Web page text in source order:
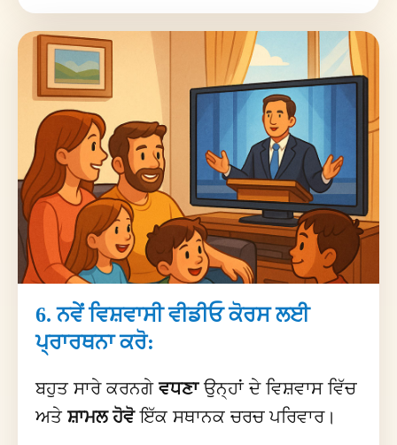
6. ਨਵੇਂ ਵਿਸ਼ਵਾਸੀ ਵੀਡੀਓ ਕੋਰਸ ਲਈ
ਪ੍ਰਾਰਥਨਾ ਕਰੋ:
ਬਹੁਤ ਸਾਰੇ ਕਰਨਗੇਵਧਣਾਉਨ੍ਹਾਂ ਦੇ ਵਿਸ਼ਵਾਸ ਵਿੱਚ
ਅਤੇਸ਼ਾਮਲ ਹੋਵੋਇੱਕ ਸਥਾਨਕ ਚਰਚ ਪਰਿਵਾਰ।